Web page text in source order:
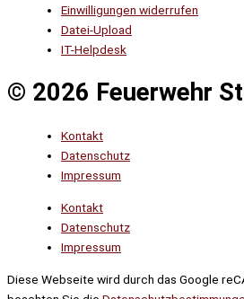
Einwilligungen widerrufen
Datei-Upload
IT-Helpdesk
© 2026 Feuerwehr
Kontakt
Datenschutz
Impressum
Kontakt
Datenschutz
Impressum
Diese Webseite wird durch das Google